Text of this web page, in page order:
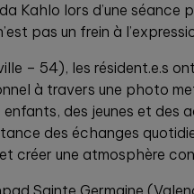
Kahlo lors d’une séance
pas un frein à
– 54), les résident.e.s
à travers une photo
des jeunes et des
des échanges
créer une atmosphère
Sainte Germaine